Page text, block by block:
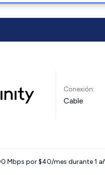
Conexión:
Cable
Mbps por $40/mes durante 1